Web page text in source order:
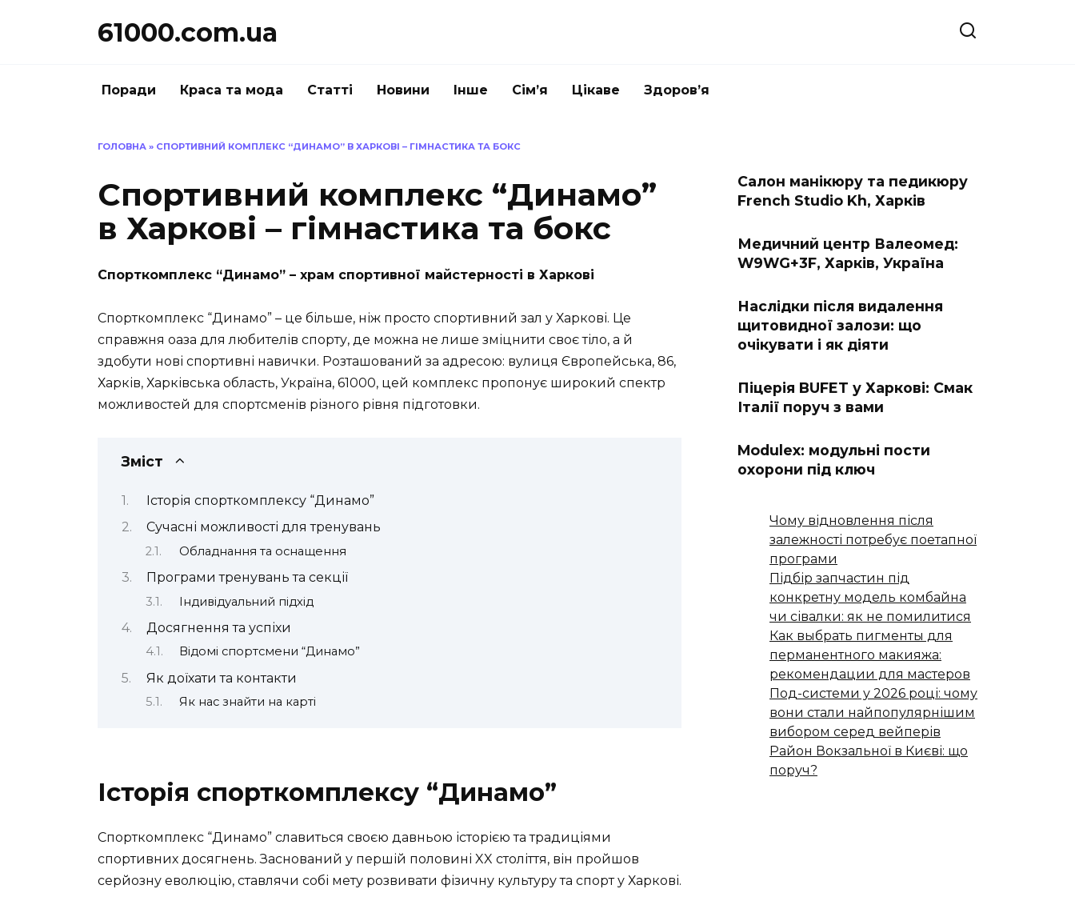
61000.com.ua
Поради Краса та мода Статті Новини Інше Сім’я Цікаве Здоров’я
ГОЛОВНА » СПОРТИВНИЙ КОМПЛЕКС “ДИНАМО” В ХАРКОВІ – ГІМНАСТИКА ТА БОКС
Спортивний комплекс “Динамо”
в Харкові – гімнастика та бокс
Спорткомплекс “Динамо” – храм спортивної майстерності в Харкові
Спорткомплекс “Динамо” – це більше, ніж просто спортивний зал у Харкові. Це
справжня оаза для любителів спорту, де можна не лише зміцнити своє тіло, а й
здобути нові спортивні навички. Розташований за адресою: вулиця Європейська, 86,
Харків, Харківська область, Україна, 61000, цей комплекс пропонує широкий спектр
можливостей для спортсменів різного рівня підготовки.
Зміст
Історія спорткомплексу “Динамо”
Сучасні можливості для тренувань
Обладнання та оснащення
Програми тренувань та секції
Індивідуальний підхід
Досягнення та успіхи
Відомі спортсмени “Динамо”
Як доїхати та контакти
Як нас знайти на карті
Історія спорткомплексу “Динамо”
Спорткомплекс “Динамо” славиться своєю давньою історією та традиціями
спортивних досягнень. Заснований у першій половині XX століття, він пройшов
серйозну еволюцію, ставлячи собі мету розвивати фізичну культуру та спорт у Харкові.
Салон манікюру та педикюру
French Studio Kh, Харків
Медичний центр Валеомед:
W9WG+3F, Харків, Україна
Наслідки після видалення
щитовидної залози: що
очікувати і як діяти
Піцерія BUFET у Харкові: Смак
Італії поруч з вами
Modulex: модульні пости
охорони під ключ
Чому відновлення після
залежності потребує поетапної
програми
Підбір запчастин під
конкретну модель комбайна
чи сівалки: як не помилитися
Как выбрать пигменты для
перманентного макияжа:
рекомендации для мастеров
Под-системи у 2026 році: чому
вони стали найпопулярнішим
вибором серед вейперів
Район Вокзальної в Києві: що
поруч?